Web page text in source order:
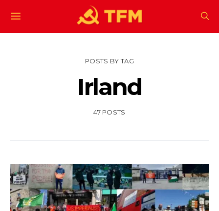
POSTS BY TAG
Irland
47 POSTS